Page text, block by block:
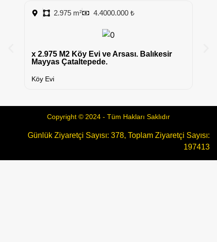
2.975 m² 4.4000.000 ₺
x 2.975 M2 Köy Evi ve Arsası. Balıkesir
Mayyas Çataltepede.
Köy Evi
Copyright © 2024 - Tüm Hakları Saklıdır
Günlük Ziyaretçi Sayısı: 378, Toplam Ziyaretçi Sayısı:
197413